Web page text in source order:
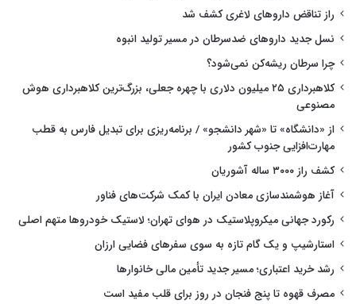
راز تناقض داروهای لاغری کشف شد
نسل جدید داروهای ضدسرطان در مسیر تولید انبوه
چرا سرطان ریشه‌کن نمی‌شود؟
کلاهبرداری ۲۵ میلیون دلاری با چهره جعلی، بزرگ‌ترین کلاهبرداری هوش
مصنوعی
از «دانشگاه» تا «شهر دانشجو» / برنامه‌ریزی برای تبدیل فارس به قطب
مهارت‌افزایی جنوب کشور
کشف راز ۳۰۰۰ ساله آشوریان
آغاز هوشمندسازی معادن ایران با کمک شرکت‌های فناور
رکورد جهانی میکروپلاستیک در هوای تهران؛ لاستیک خودروها متهم اصلی
استارشیپ و یک گام تازه به سوی سفرهای فضایی ارزان
رشد خرید اعتباری؛ مسیر جدید تأمین مالی خانوارها
مصرف قهوه تا پنج فنجان در روز برای قلب مفید است